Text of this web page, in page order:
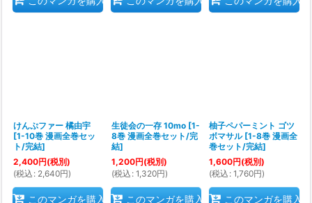
けんぷファー 橘由宇
[1-10巻 漫画全巻セッ
ト/完結]
2,400円(税別)
(税込 : 2,640円)
このマンガを購入
生徒会の一存 10mo [1-
8巻 漫画全巻セット/完
結]
1,200円(税別)
(税込 : 1,320円)
このマンガを購入
柚子ペパーミント ゴツ
ボマサル [1-8巻 漫画全
巻セット/完結]
1,600円(税別)
(税込 : 1,760円)
このマンガを購入